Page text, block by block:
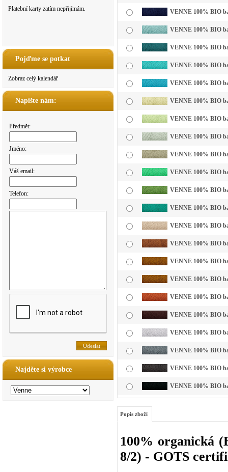
Platební karty zatím nepřijímám.
Pojďme se potkat
Zobraz celý kalendář
Napište nám:
Předmět:
Jméno:
Váš email:
Telefon:
Najděte si výrobce
VENNE 100% BIO
VENNE 100% BIO
VENNE 100% BIO
VENNE 100% BIO
VENNE 100% BIO
VENNE 100% BIO
VENNE 100% BIO
VENNE 100% BIO
VENNE 100% BIO
VENNE 100% BIO
VENNE 100% BIO
VENNE 100% BIO
VENNE 100% BIO
VENNE 100% BIO
VENNE 100% BIO
VENNE 100% BIO
VENNE 100% BIO
VENNE 100% BIO
VENNE 100% BIO
VENNE 100% BIO
VENNE 100% BIO
VENNE 100% BIO
Popis zboží
100% organická
8/2) - GOTS